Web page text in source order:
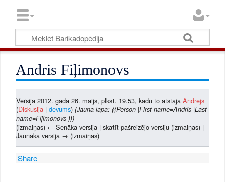
Andris Fiļimonovs
Versija 2012. gada 26. maijs, plkst. 19.53, kādu to atstājaAndrejs
(Diskusija |devums) (Jauna lapa: {{Person |First name=Andris |Last
name=Fiļimonovs }})
(izmaiņas) ← Senāka versija | skatīt pašreizējo versiju (izmaiņas) |
Jaunāka versija → (izmaiņas)
Share